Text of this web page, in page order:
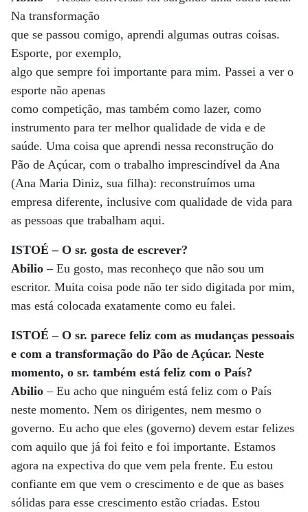
Na transformação
que se passou comigo, aprendi algumas outras coisas.
Esporte, por exemplo,
algo que sempre foi importante para mim. Passei a ver o
esporte não apenas
como competição, mas também como lazer, como
instrumento para ter melhor qualidade de vida e de
saúde. Uma coisa que aprendi nessa reconstrução do
Pão de Açúcar, com o trabalho imprescindível da Ana
(Ana Maria Diniz, sua filha): reconstruímos uma
empresa diferente, inclusive com qualidade de vida para
as pessoas que trabalham aqui.
ISTOÉ – O sr. gosta de escrever?
Abilio – Eu gosto, mas reconheço que não sou um
escritor. Muita coisa pode não ter sido digitada por mim,
mas está colocada exatamente como eu falei.
ISTOÉ – O sr. parece feliz com as mudanças pessoais
e com a transformação do Pão de Açúcar. Neste
momento, o sr. também está feliz com o País?
Abilio – Eu acho que ninguém está feliz com o País
neste momento. Nem os dirigentes, nem mesmo o
governo. Eu acho que eles (governo) devem estar felizes
com aquilo que já foi feito e foi importante. Estamos
agora na expectiva do que vem pela frente. Eu estou
confiante em que vem o crescimento e de que as bases
sólidas para esse crescimento estão criadas. Estou